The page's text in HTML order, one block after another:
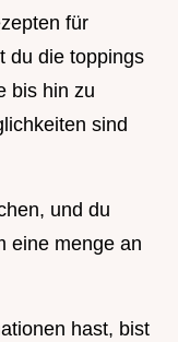
für
du die toppings
bis hin zu
sind
und du
eine menge an
hast, bist